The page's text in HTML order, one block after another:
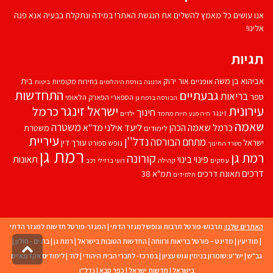
אנו עושים כל מאמץ להשלים את הנגשת האתר! במידה ונתקלת בבעיה אנא פנה
אלינו!
תגיות
אביהוא בן משהאופניים אור ירוק ארנונה בורסת היהלומים בחירות מקומיות ביטוח בית
ספרבריאותגבעתיים הבורסה ברמת גן הספארי הפארק הלאומי התחדשות
עירוניתזינגר חיה מנע חיות מחמד חינוך ילדים ישראל זינגרכרמל
שאמה כרמל שאמה הכהן לימודים ליעד אילנימד''אמשטרה משטרת
ישראל משרד החינוך מתחם הבורסהנדל''ן נופש ספורט עורך דין עיריית
רמת גן עסקים פינוי בינוי קהילה קורונה רועי ברזילי רכב רמת גן תאונות
דרכים תאונת דרכים תלמידים תמ"א 38
האתרים שלנו: תרבוש-פורטל תרבות ונופש למגזר הדתי | המגזר-פורטל חדשות למגזר הדתי
| מודיעין | מדינט – פורטל בריאות ורווחה | החדשות הטובות בישראל | רמת גן | בת ים - חולון |
גב"ש | יש''ע:שומרון בנימין וגוש עציון | במרכז- לחברי הבית היהודי |לוד |לימודים אקדמאיים
בישראל | חדשות ישראל | כפר סבא | נדל"ן